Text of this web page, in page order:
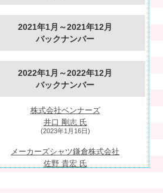
2021年1月～2021年12月
バックナンバー
2022年1月～2022年12月
バックナンバー
株式会社ベンナーズ
井口 剛志 氏
(2023年1月16日)
メーカーズシャツ鎌倉株式会社
佐野 貴宏 氏